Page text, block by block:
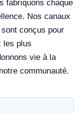
fabriquons chaque
Nos canaux
conçus pour
les plus
vie à la
communauté.